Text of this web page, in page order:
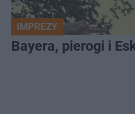
IMPREZY
Bayera, pierogi i